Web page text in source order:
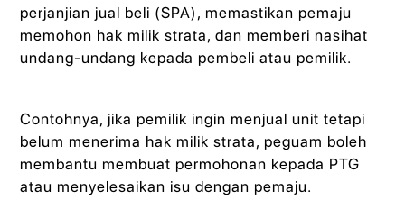
perjanjian jual beli (SPA), memastikan pemaju
memohon hak milik strata, dan memberi nasihat
undang-undang kepada pembeli atau pemilik.
Contohnya, jika pemilik ingin menjual unit tetapi
belum menerima hak milik strata, peguam boleh
membantu membuat permohonan kepada PTG
atau menyelesaikan isu dengan pemaju.